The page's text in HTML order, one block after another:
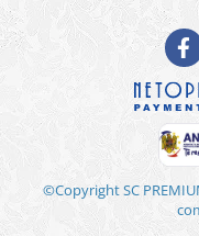
©Copyright SC